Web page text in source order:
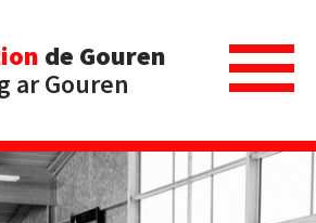
de Gouren
ar Gouren